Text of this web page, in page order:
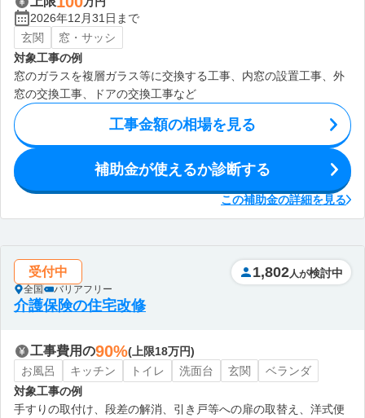
2026年12月31日まで
玄関
窓・サッシ
対象工事の例
窓のガラスを複層ガラス等に交換する工事、内窓の設置工事、外
窓の交換工事、ドアの交換工事など
工事金額の相場を見る
補助金が使えるか診断する
この補助金の詳細を見る
受付中
全国 バリアフリー
1,802 人が検討中
介護保険の住宅改修
工事費用の90%(上限18万円)
お風呂
キッチン トイレ 洗面台 玄関
ベランダ
対象工事の例
手すりの取付け、段差の解消、引き戸等への扉の取替え、洋式便